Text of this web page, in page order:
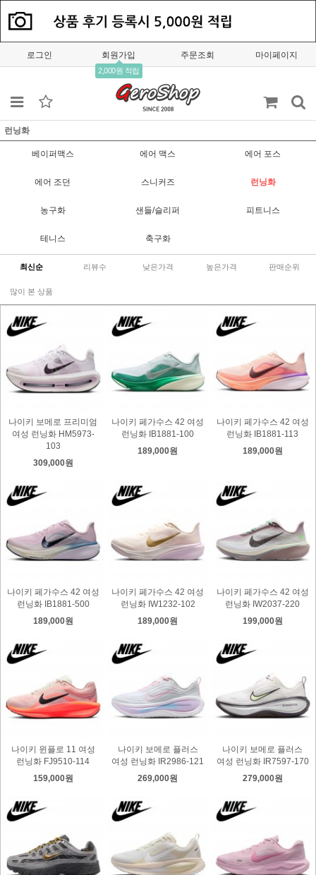
로그인 회원가입
2,000원 적립
주문조회 마이페이지
런닝화
베이퍼맥스 에어 맥스 에어 포스
에어 조던 스니커즈 런닝화
농구화 샌들/슬리퍼 피트니스
테니스 축구화
최신순 리뷰수 낮은가격 높은가격 판매순위
많이 본 상품
나이키 보메로 프리미엄
여성 런닝화 HM5973-
103
309,000원
나이키 페가수스 42 여성
런닝화 IB1881-100
189,000원
나이키 페가수스 42 여성
런닝화 IB1881-113
189,000원
나이키 페가수스 42 여성
런닝화 IB1881-500
189,000원
나이키 페가수스 42 여성
런닝화 IW1232-102
189,000원
나이키 페가수스 42 여성
런닝화 IW2037-220
199,000원
나이키 윈플로 11 여성
런닝화 FJ9510-114
159,000원
나이키 보메로 플러스
여성 런닝화 IR2986-121
269,000원
나이키 보메로 플러스
여성 런닝화 IR7597-170
279,000원